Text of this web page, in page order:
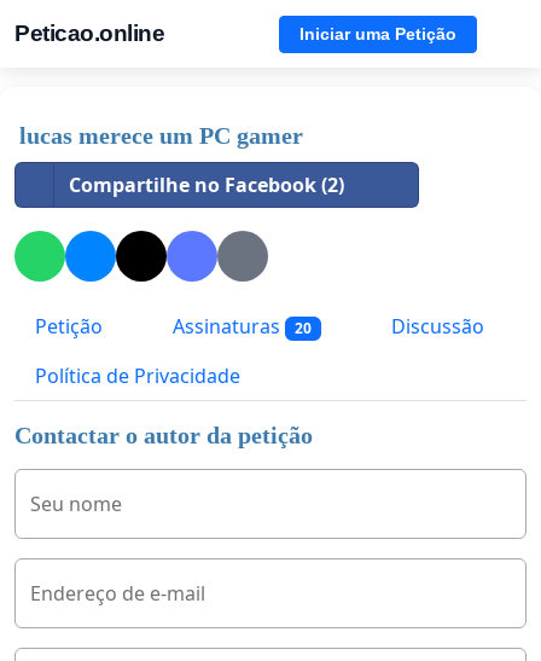
Peticao.online Iniciar uma Petição
lucas merece um PC gamer
Compartilhe no Facebook (2)
Petição Assinaturas 20
Discussão
Política de Privacidade
Contactar o autor da petição
Seu nome
Endereço de e-mail